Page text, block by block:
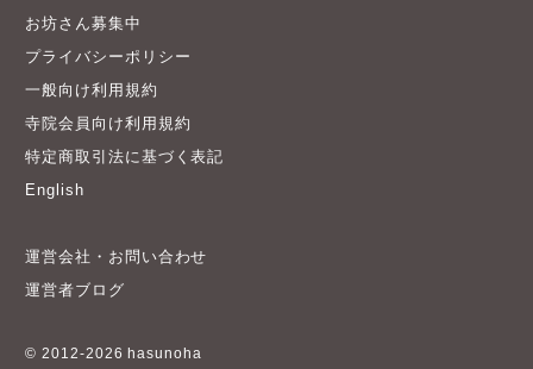
お坊さん募集中
プライバシーポリシー
一般向け利用規約
寺院会員向け利用規約
特定商取引法に基づく表記
English
運営会社・お問い合わせ
運営者ブログ
© 2012-2026 hasunoha